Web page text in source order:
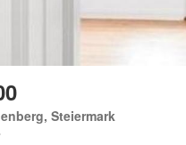
Steiermark